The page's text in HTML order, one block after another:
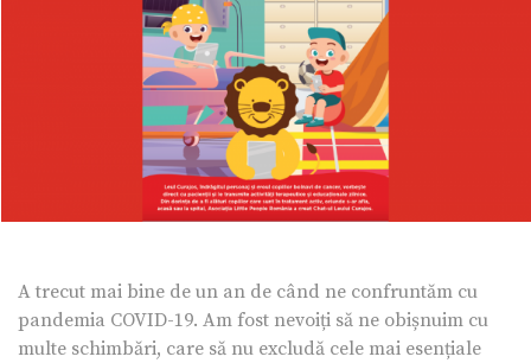
A trecut mai bine de un an de când ne confruntăm cu
pandemia COVID-19. Am fost nevoiți să ne obișnuim cu
multe schimbări, care să nu excludă cele mai esențiale